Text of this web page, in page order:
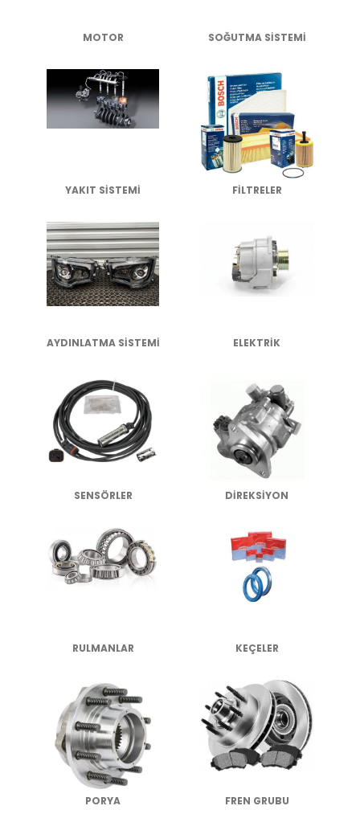
MOTOR SOĞUTMA SİSTEMİ
YAKIT SİSTEMİ FİLTRELER
AYDINLATMA SİSTEMİ ELEKTRİK
SENSÖRLER DİREKSİYON
RULMANLAR KEÇELER
PORYA FREN GRUBU